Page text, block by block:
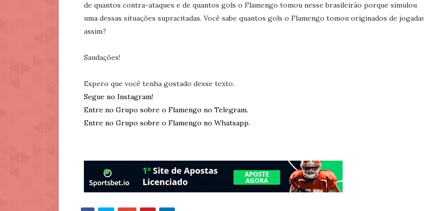
de quantos contra-ataques e de quantos gols o Flamengo tomou nesse brasileirão porque simulou
uma dessas situações supracitadas. Você sabe quantos gols o Flamengo tomou originados de jogadas
assim?
Saudações!
Espero que você tenha gostado desse texto.
Segue no Instagram!
Entre no Grupo sobre o Flamengo no Telegram.
Entre no Grupo sobre o Flamengo no Whatsapp.